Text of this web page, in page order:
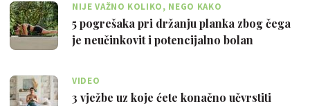
NIJE VAŽNO KOLIKO, NEGO KAKO
5 pogrešaka pri držanju planka zbog čega
je neučinkovit i potencijalno bolan
VIDEO
3 vježbe uz koje ćete konačno učvrstiti